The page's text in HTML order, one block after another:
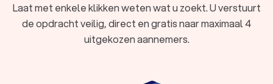
Laat met enkele klikken weten wat u zoekt. U verstuurt
de opdracht veilig, direct en gratis naar maximaal 4
uitgekozen aannemers.